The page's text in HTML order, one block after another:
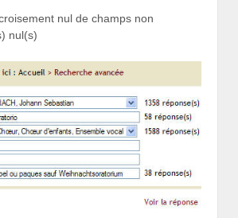
nul de champs non
nul(s)